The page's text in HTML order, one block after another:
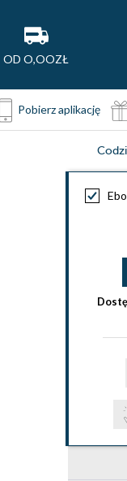
OD O,OOZŁ
Pobierz aplikację